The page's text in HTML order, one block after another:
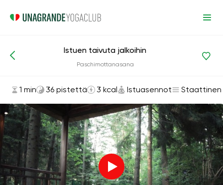
Asanat ja harjoitukset Istuasennot
Istuen taivuta jalkoihin
Paschimottanasana
1 min 36 pistettä 3 kcal Istuasennot Staattinen